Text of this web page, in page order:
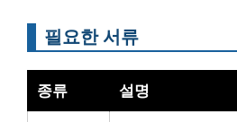
필요한 서류
종류 설명